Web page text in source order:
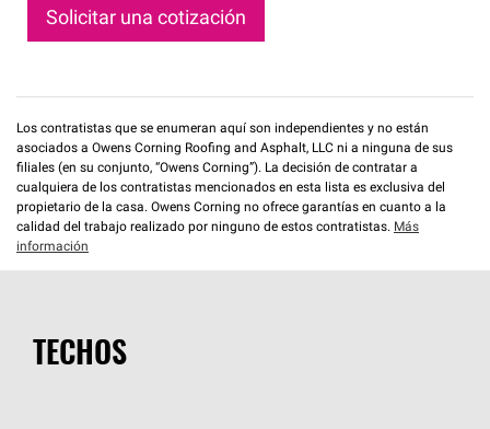
Solicitar una cotización
Los contratistas que se enumeran aquí son independientes y no están
asociados a Owens Corning Roofing and Asphalt, LLC ni a ninguna de sus
filiales (en su conjunto, “Owens Corning”). La decisión de contratar a
cualquiera de los contratistas mencionados en esta lista es exclusiva del
propietario de la casa. Owens Corning no ofrece garantías en cuanto a la
calidad del trabajo realizado por ninguno de estos contratistas. Más
información
TECHOS